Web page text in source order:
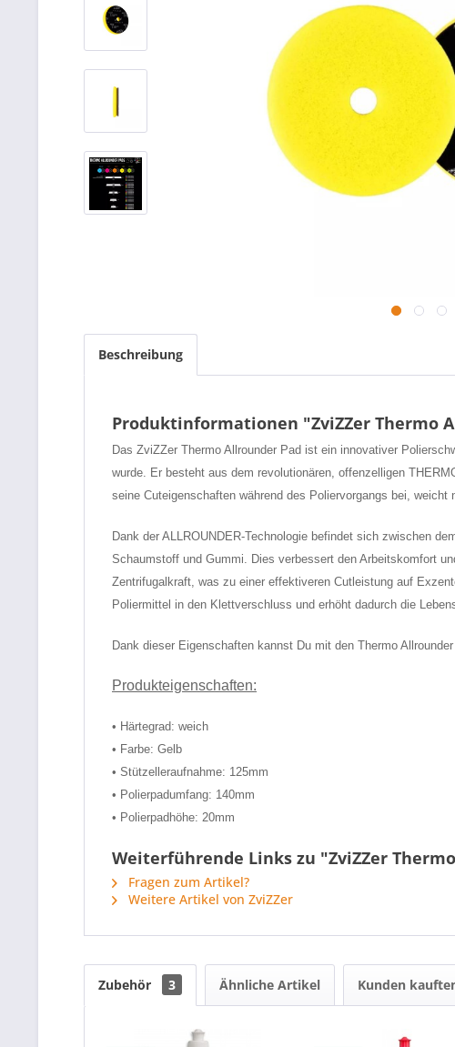
Beschreibung
Produktinformationen "ZviZZer Thermo
Das ZviZZer Thermo Allrounder Pad ist ein innovativer
wurde. Er besteht aus dem revolutionären, offenzelligen
seine Cuteigenschaften während des Poliervorgangs bei,
Dank der ALLROUNDER-Technologie befindet sich zwischen
Schaumstoff und Gummi. Dies verbessert den Arbeitskomfort
Zentrifugalkraft, was zu einer effektiveren Cutleistung auf
Poliermittel in den Klettverschluss und erhöht dadurch die
Dank dieser Eigenschaften kannst Du mit den Thermo
Produkteigenschaften:
• Härtegrad: weich
• Farbe: Gelb
• Stützelleraufnahme: 125mm
• Polierpadumfang: 140mm
• Polierpadhöhe: 20mm
Weiterführende Links zu "ZviZZer
Fragen zum Artikel?
Weitere Artikel von ZviZZer
Zubehör 3 Ähnliche Artikel Kunden